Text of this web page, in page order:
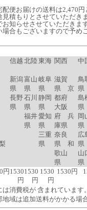
便お届けの送料は2,470円
見積もりとさせていただき
知らせさせていただきます
合もございますので予め
信越 北陸東海 関西 中
新潟
県
長野
県
富山
県
石川
県
福井
県
岐阜
県
静岡
県
愛知
県
三重
県
滋賀
県 京
都府
大阪
府 兵
庫県
奈良
県 和
歌山
県
鳥
県
島
県
岡
県
広
県
山
県
円1530
円
1530
円
1530
円
1530円
消費税が 含まれています。
域は追加送料がかかる場